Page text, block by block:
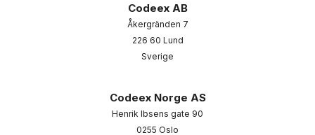
Codeex AB
Åkergränden 7
226 60 Lund
Sverige
Codeex Norge AS
Henrik Ibsens gate 90
0255 Oslo